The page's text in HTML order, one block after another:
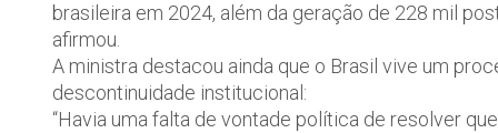
brasileira em 2024, além da geração de 228 mil
afirmou.
A ministra destacou ainda que o Brasil vive um
descontinuidade institucional:
“Havia uma falta de vontade política de resolver